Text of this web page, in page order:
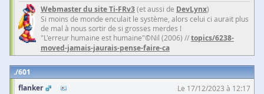
Webmaster du site Ti-FRv3(et aussi de DevLynx)
Si moins de monde enculait le système, alors celui ci aurait plus
de mal à nous sortir de si grosses merdes !
"L'erreur humaine est humaine"©Nil (2006) //topics/6238-
moved-jamais-jaurais-pense-faire-ca
601
flanker
Le 17/12/2023 à 12:17